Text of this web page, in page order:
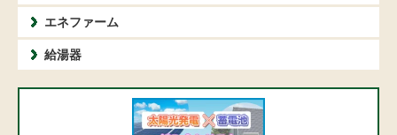
エネファーム
給湯器